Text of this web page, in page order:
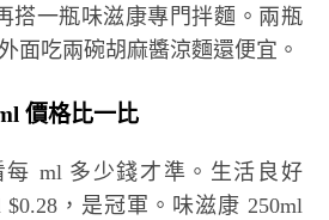
搭一瓶味滋康專門拌麵。兩瓶
面吃兩碗胡麻醬涼麵還便宜。
價格比一比
ml 多少錢才準。生活良好
$0.28，是冠軍。味滋康 250ml